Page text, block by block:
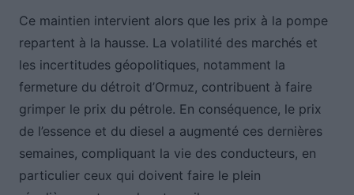
Ce maintien intervient alors que les prix à la pompe
repartent à la hausse. La volatilité des marchés et
les incertitudes géopolitiques, notamment la
fermeture du détroit d’Ormuz, contribuent à faire
grimper le prix du pétrole. En conséquence, le prix
de l’essence et du diesel a augmenté ces dernières
semaines, compliquant la vie des conducteurs, en
particulier ceux qui doivent faire le plein